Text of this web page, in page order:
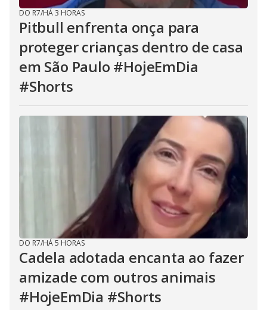
DO R7/HÁ 3 HORAS
Pitbull enfrenta onça para
proteger crianças dentro de casa
em São Paulo #HojeEmDia
#Shorts
DO R7/HÁ 5 HORAS
Cadela adotada encanta ao fazer
amizade com outros animais
#HojeEmDia #Shorts